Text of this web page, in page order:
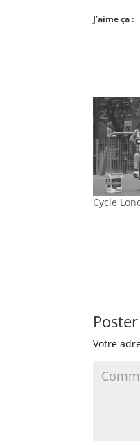
J’aime ça :
Cycle
Votre